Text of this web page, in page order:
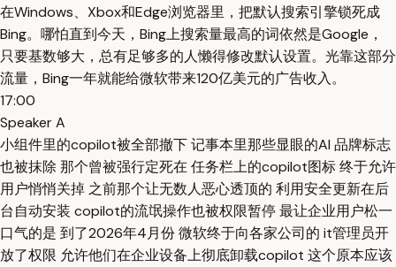
在Windows、Xbox和Edge浏览器里，把默认搜索引擎锁死成
Bing。哪怕直到今天，Bing上搜索量最高的词依然是Google，
只要基数够大，总有足够多的人懒得修改默认设置。光靠这部分
流量，Bing一年就能给微软带来120亿美元的广告收入。
17:00
Speaker A
小组件里的copilot被全部撤下 记事本里那些显眼的AI 品牌标志
也被抹除 那个曾被强行定死在 任务栏上的copilot图标 终于允许
用户悄悄关掉 之前那个让无数人恶心透顶的 利用安全更新在后
台自动安装 copilot的流氓操作也被权限暂停 最让企业用户松一
口气的是 到了2026年4月份 微软终于向各家公司的 it管理员开
放了权限 允许他们在企业设备上彻底卸载copilot 这个原本应该